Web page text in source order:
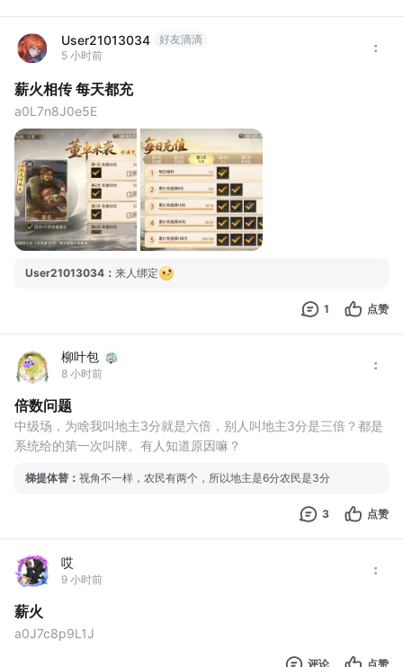
MAOERluzhizhi
MAOERshuang
MAOERjiangshan
MAOERNorth
User21013034
好友滴滴
5 小时前
薪火相传 每天都充
a0L7n8J0e5E
User21013034 ： 来人绑定
1 点赞
柳叶包
8 小时前
倍数问题
中级场，为啥我叫地主3分就是六倍，别人叫地主3分是三倍？都是
系统给的第一次叫牌。有人知道原因嘛？
梯提体替 ： 视角不一样，农民有两个，所以地主是6分农民是3分
3 点赞
哎
9 小时前
薪火
a0J7c8p9L1J
评论 点赞